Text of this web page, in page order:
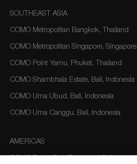
SOUTHEAST ASIA
COMO Metropolitan Bangkok, Thailand
COMO Metropolitan Singapore, Singapore
COMO Point Yamu, Phuket, Thailand
COMO Shambhala Estate, Bali, Indonesia
COMO Uma Ubud, Bali, Indonesia
COMO Uma Canggu, Bali, Indonesia
AMERICAS